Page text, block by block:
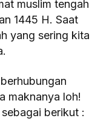
muslim tengah
1445 H. Saat
yang sering kita
maknanya loh!
berikut :